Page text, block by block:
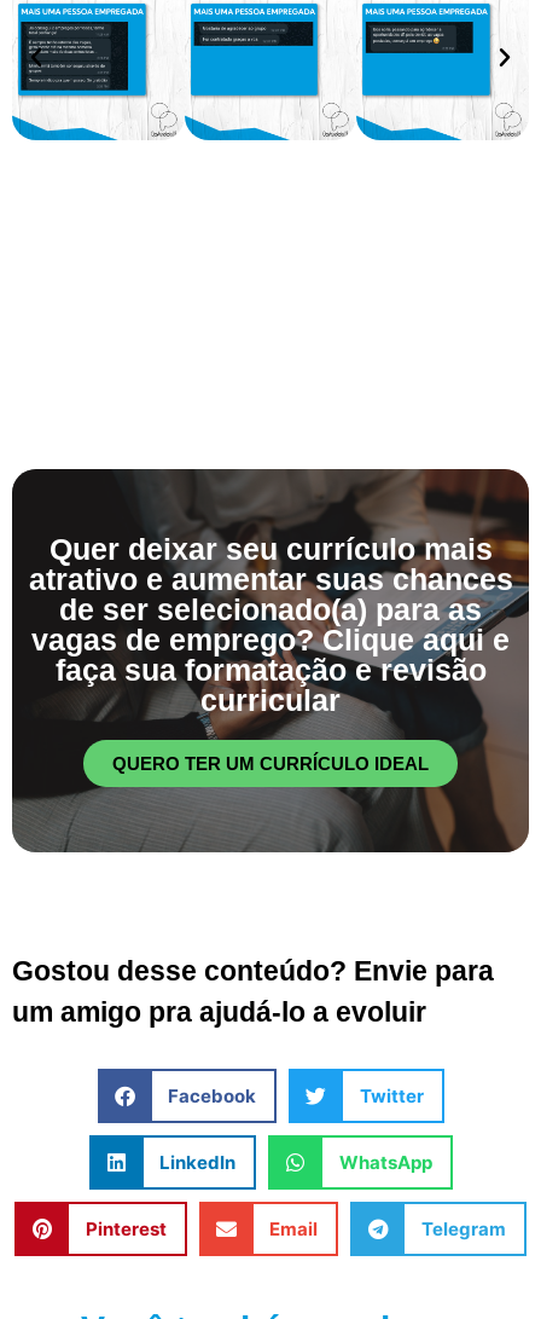
Quer deixar seu currículo mais
atrativo e aumentar suas chances
de ser selecionado(a) para as
vagas de emprego? Clique aqui e
faça sua formatação e revisão
curricular
QUERO TER UM CURRÍCULO IDEAL
Gostou desse conteúdo? Envie para
um amigo pra ajudá-lo a evoluir
Facebook Twitter
LinkedIn WhatsApp
Pinterest Email Telegram